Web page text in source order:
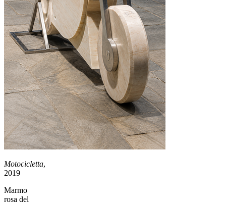
Motocicletta,
2019
Marmo
rosa del